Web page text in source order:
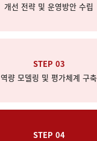
개선 전략 및 운영방안 수립
STEP 03
역량 모델링 및 평가체계 구축
STEP 04